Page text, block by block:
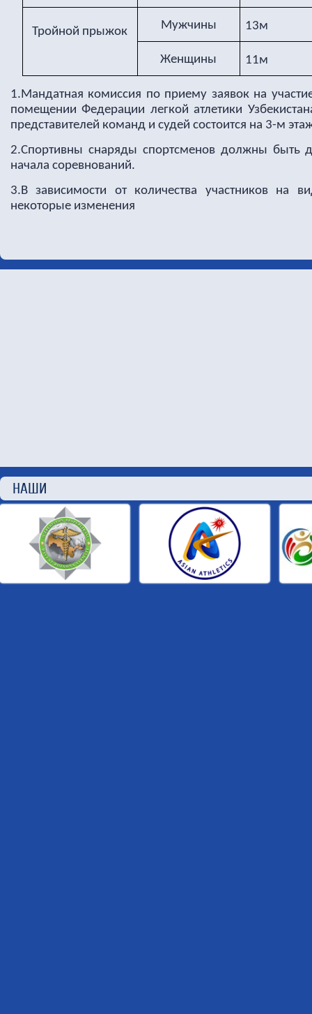
Тройной прыжок Мужчины 13м
Женщины 11м
1.Мандатная комиссия по приему заявок на
помещении Федерации легкой атлетики
представителей команд и судей состоится на 3-м
2.Спортивны снаряды спортсменов должны быть
начала соревнований.
3.В зависимости от количества участников на
некоторые изменения
НАШИ